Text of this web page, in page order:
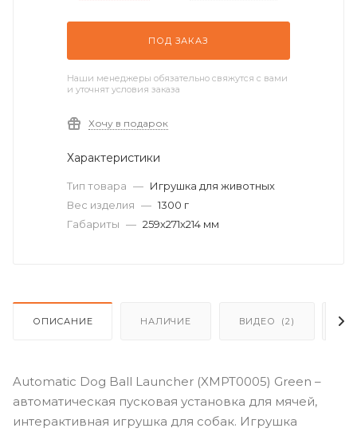
ПОД ЗАКАЗ
Наши менеджеры обязательно свяжутся с вами
и уточнят условия заказа
Хочу в подарок
Характеристики
Тип товара — Игрушка для животных
Вес изделия — 1300 г
Габариты — 259х271х214 мм
ОПИСАНИЕ НАЛИЧИЕ ВИДЕО (2)
Automatic Dog Ball Launcher (XMPT0005) Green –
автоматическая пусковая установка для мячей,
интерактивная игрушка для собак. Игрушка